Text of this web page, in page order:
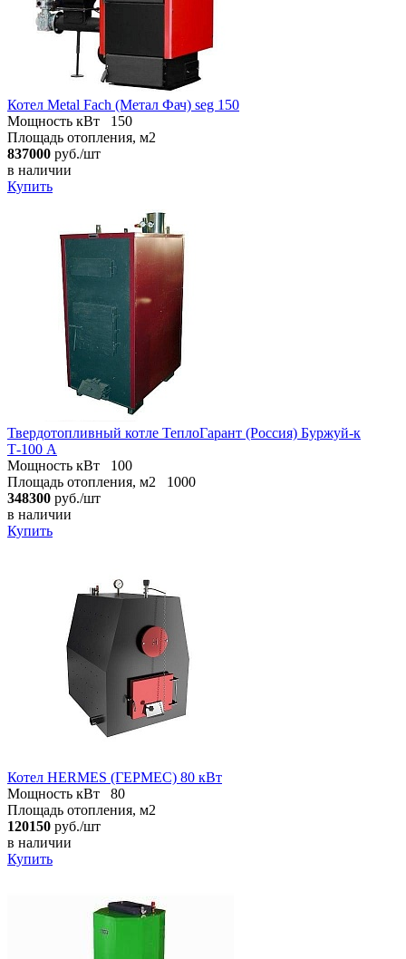
Котел Metal Fach (Метал Фач) seg 150
Мощность кВт
150
Площадь отопления, м2
837000 руб./шт
в наличии
Купить
Твердотопливный котле ТеплоГарант (Россия) Буржуй-к
Т-100 А
Мощность кВт
100
Площадь отопления, м2
1000
348300 руб./шт
в наличии
Купить
Котел HERMES (ГЕРМЕС) 80 кВт
Мощность кВт
80
Площадь отопления, м2
120150 руб./шт
в наличии
Купить